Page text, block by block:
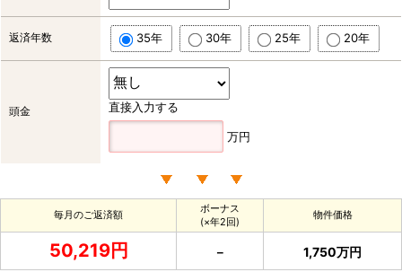
返済年数 35年 30年 25年 20年
頭金 直接入力する
万円
毎月のご返済額
ボーナス
(×年2回)
物件価格
50,219円 － 1,750万円